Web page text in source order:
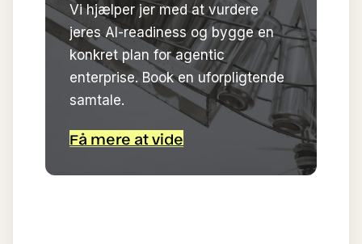
Vi hjælper jer med at vurdere
jeres AI-readiness og bygge en
konkret plan for agentic
enterprise. Book en uforpligtende
samtale.
Få mere at vide